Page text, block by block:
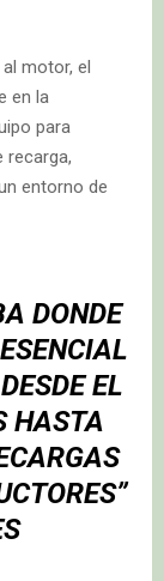
motor, el
en la
para
recarga,
entorno de
DONDE
EL
HASTA